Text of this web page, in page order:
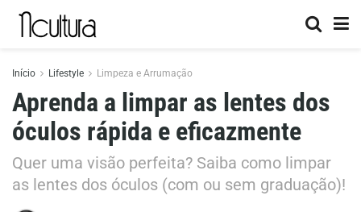
Início Lifestyle Limpeza e Arrumação
Aprenda a limpar as lentes dos
óculos rápida e eficazmente
Quer uma visão perfeita? Saiba como limpar
as lentes dos óculos (com ou sem graduação)!